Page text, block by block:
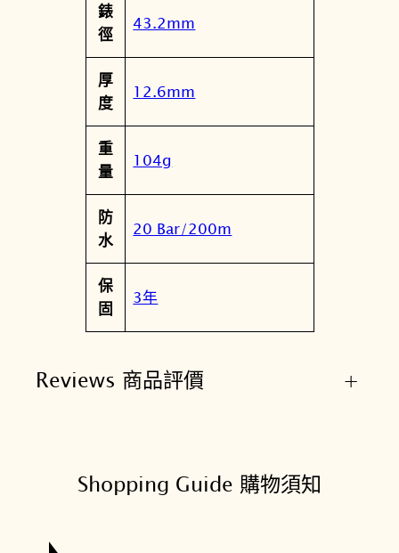
量
錶
徑
43.2mm
厚
度
12.6mm
重
量
104g
防
水
20 Bar/200m
保
固
3年
Reviews 商品評價 +
Shopping Guide 購物須知